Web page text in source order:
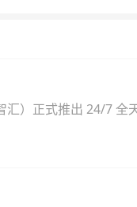
）正式推出 24/7 全
及交易细则。